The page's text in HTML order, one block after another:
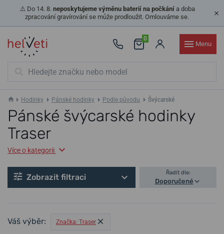
⚠️ Do 14. 8. neposkytujeme výměnu baterií na počkánía doba
zpracování gravírování se může prodloužit. Omlouváme se.
0
Menu
Hodinky Pánské hodinky Podle původu Švýcarské
Pánské švýcarské hodinky
Traser
Více o kategorii
Zobrazit filtraci Řadit dle:
Doporučené
Váš výběr: Značka: Traser